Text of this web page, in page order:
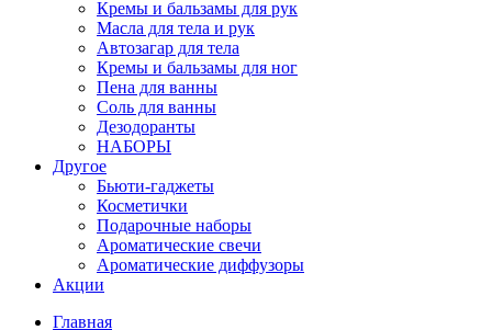
Кремы и бальзамы для рук
Масла для тела и рук
Автозагар для тела
Кремы и бальзамы для ног
Пена для ванны
Соль для ванны
Дезодоранты
НАБОРЫ
Другое
Бьюти-гаджеты
Косметички
Подарочные наборы
Ароматические свечи
Ароматические диффузоры
Акции
Главная